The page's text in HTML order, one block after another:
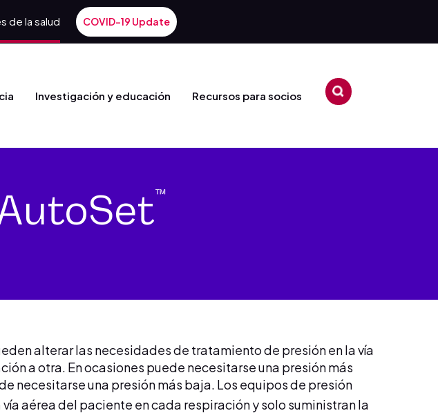
de la salud COVID-19 Update
Investigación y educación Recursos para socios
™
alterar las necesidades de tratamiento de presión en la vía
a otra. En ocasiones puede necesitarse una presión más
necesitarse una presión más baja. Los equipos de presión
aérea del paciente en cada respiración y solo suministran la